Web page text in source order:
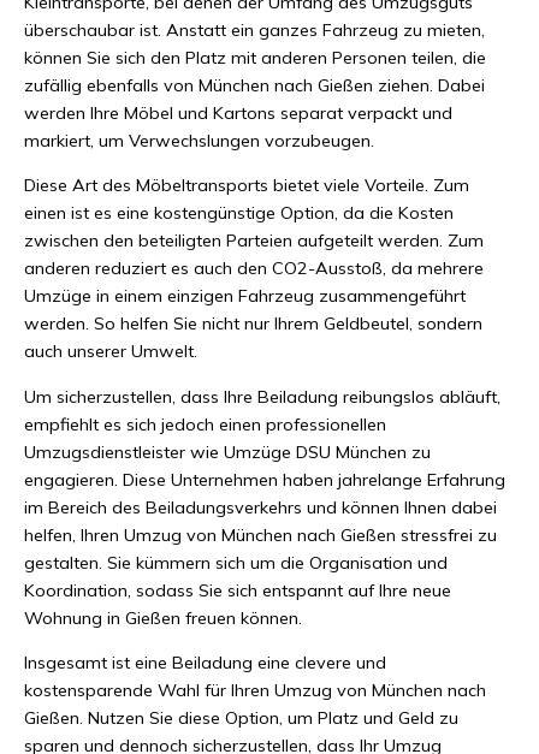
überschaubar ist. Anstatt ein ganzes Fahrzeug zu mieten,
können Sie sich den Platz mit anderen Personen teilen, die
zufällig ebenfalls von München nach Gießen ziehen. Dabei
werden Ihre Möbel und Kartons separat verpackt und
markiert, um Verwechslungen vorzubeugen.
Diese Art des Möbeltransports bietet viele Vorteile. Zum
einen ist es eine kostengünstige Option, da die Kosten
zwischen den beteiligten Parteien aufgeteilt werden. Zum
anderen reduziert es auch den CO2-Ausstoß, da mehrere
Umzüge in einem einzigen Fahrzeug zusammengeführt
werden. So helfen Sie nicht nur Ihrem Geldbeutel, sondern
auch unserer Umwelt.
Um sicherzustellen, dass Ihre Beiladung reibungslos abläuft,
empfiehlt es sich jedoch einen professionellen
Umzugsdienstleister wie Umzüge DSU München zu
engagieren. Diese Unternehmen haben jahrelange Erfahrung
im Bereich des Beiladungsverkehrs und können Ihnen dabei
helfen, Ihren Umzug von München nach Gießen stressfrei zu
gestalten. Sie kümmern sich um die Organisation und
Koordination, sodass Sie sich entspannt auf Ihre neue
Wohnung in Gießen freuen können.
Insgesamt ist eine Beiladung eine clevere und
kostensparende Wahl für Ihren Umzug von München nach
Gießen. Nutzen Sie diese Option, um Platz und Geld zu
sparen und dennoch sicherzustellen, dass Ihr Umzug